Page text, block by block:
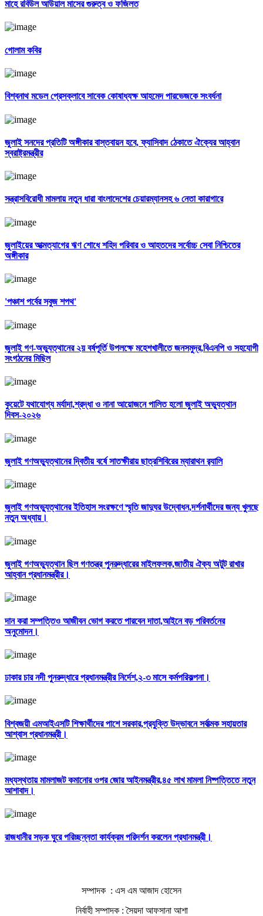
মাহে রবিউল আউয়াল মাসের গুরুত্ব ও ফজিলত
গোলাম কবির
বিশ্বনাথ মডেল প্রেসক্লাবে সাবেক কোষাধ্যক্ষ আহমেদ পারভেজকে সংবর্ধনা
জুলাই সনদের প্রতিটি অঙ্গীকার বাস্তবায়ন হবে, ফ্যাসিবাদ ঠেকাতে ঐক্যের আহ্বান
স্বরাষ্ট্রমন্ত্রীর
সন্ত্রাসবিরোধী মামলায় নতুন ধারা বাংলাদেশের চেয়ারম্যানসহ ৬ নেতা কারাগারে
জুলাইয়ের আত্মত্যাগের ঋণ শোধে শহিদ পরিবার ও আহতদের সর্বোচ্চ সেবা নিশ্চিতের
অঙ্গীকার
'পঞ্চাশ পর্বের সবুজ শপথ'
জুলাই গণ-অভ্যুত্থানের ২য় বর্ষপূর্তি উপলক্ষে মহেশখালীতে জনসমুদ্র,বিএনপি ও সহযোগী
সংগঠনের মিছিল
কুয়েটে যথাযোগ্য মর্যাদা,শ্রদ্ধা ও নানা আয়োজনে পালিত হলো জুলাই অভ্যুত্থান
দিবস-২০২৬
জুলাই গণঅভ্যুত্থানের দ্বিতীয় বর্ষে সাতক্ষীরায় ছাত্রশিবিরের ম্যারাথন র‌্যালি
জুলাই গণঅভ্যুত্থানের ইতিহাস সংরক্ষণে স্মৃতি জাদুঘর উদ্বোধন,দর্শনার্থীদের জন্য খুলছে
নতুন অধ্যায়।
জুলাই গণঅভ্যুত্থান ছিল গণতন্ত্র পুনরুদ্ধারের মাইলফলক,জাতীয় ঐক্য অটুট রাখার
আহ্বান প্রধানমন্ত্রীর।
দান করা সম্পত্তিও আজীবন ভোগ করতে পারবেন দাতা,আইনে বড় পরিবর্তনের
অনুমোদন।
ঢাকার চার নদী পুনরুদ্ধারে প্রধানমন্ত্রীর নির্দেশ,২-৩ মাসে কর্মপরিকল্পনা।
বিশ্বজয়ী এমআইএসটি শিক্ষার্থীদের পাশে সরকার,প্রযুক্তি উদ্ভাবনে সর্বাত্মক সহায়তার
আশ্বাস প্রধানমন্ত্রী।
মধ্যস্থতায় মামলাজট কমানোর ওপর জোর আইনমন্ত্রীর,৪৫ লাখ মামলা নিষ্পত্তিতে নতুন
আশাবাদ।
রাজধানীর সড়ক ঘুরে পরিচ্ছন্নতা কার্যক্রম পরিদর্শন করলেন প্রধানমন্ত্রী।
সম্পাদক : এস এম আজাদ হোসেন
নির্বাহী সম্পাদক : সৈয়দা আফসানা আশা